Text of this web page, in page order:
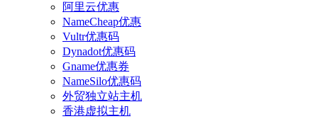
阿里云优惠
NameCheap优惠
Vultr优惠码
Dynadot优惠码
Gname优惠券
NameSilo优惠码
外贸独立站主机
香港虚拟主机